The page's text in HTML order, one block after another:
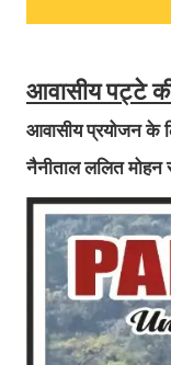
आवासीय पट्टे
आवासीय प्रयोजन के
नैनीताल ललित मोहन